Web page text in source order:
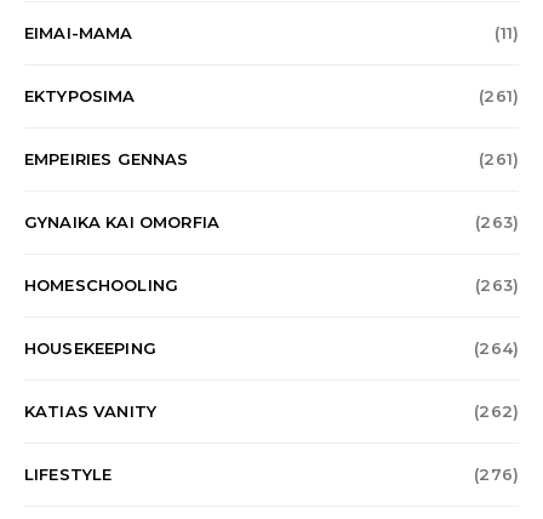
EIMAI-MAMA (11)
EKTYPOSIMA (261)
EMPEIRIES GENNAS (261)
GYNAIKA KAI OMORFIA (263)
HOMESCHOOLING (263)
HOUSEKEEPING (264)
KATIAS VANITY (262)
LIFESTYLE (276)